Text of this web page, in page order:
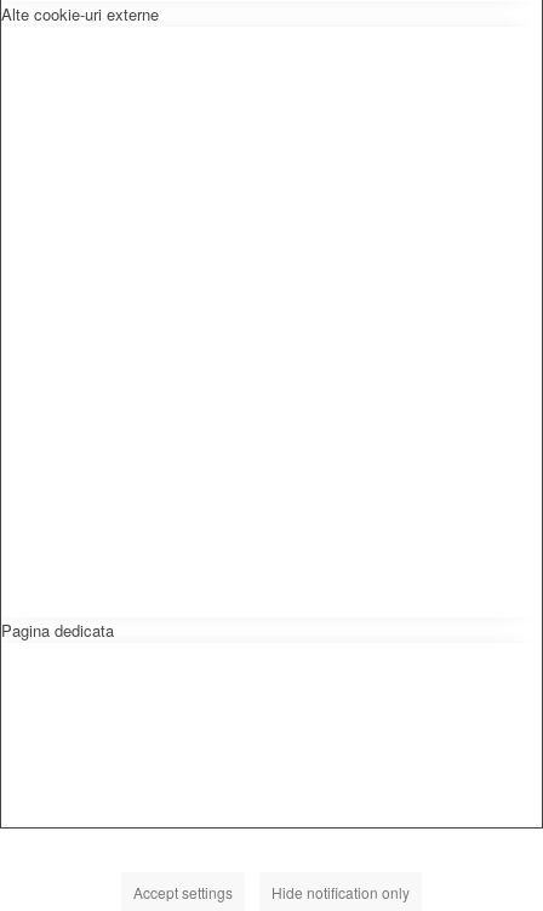
Alte cookie-uri externe
Pagina dedicata
Accept settings Hide notification only